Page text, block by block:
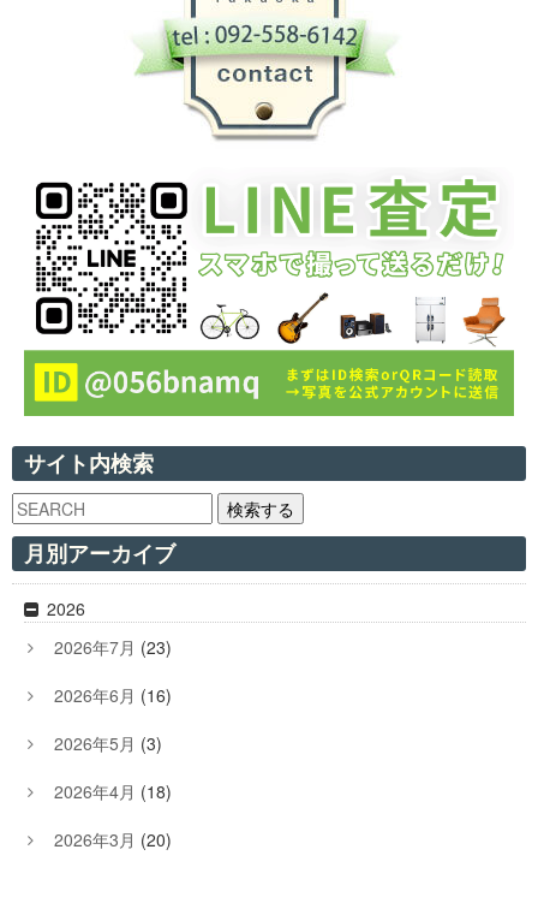
サイト内検索
検索する
月別アーカイブ
2026
2026年7月 (23)
2026年6月 (16)
2026年5月 (3)
2026年4月 (18)
2026年3月 (20)